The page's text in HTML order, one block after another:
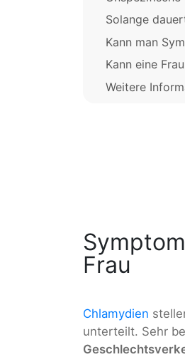
Solange
Kann man
Kann eine
Weitere
Frau
Chlamydien
unterteilt. Sehr